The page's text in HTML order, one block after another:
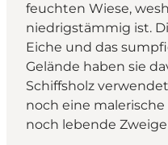
feuchten Wiese,
niedrigstämmig ist.
Eiche und das
Gelände haben sie
Schiffsholz
noch eine
noch lebende